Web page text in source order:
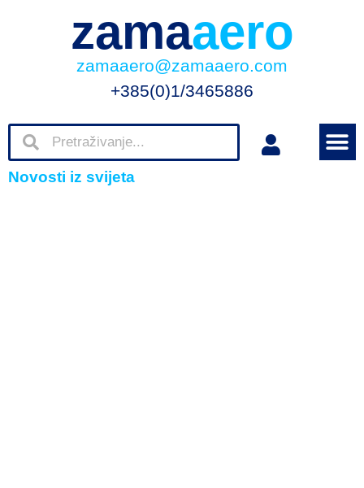
zamaaero
zamaaero@zamaaero.com
+385(0)1/3465886
Novosti iz svijeta